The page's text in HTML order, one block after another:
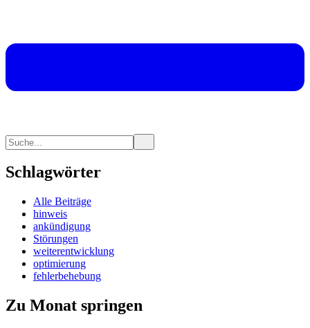
Schlagwörter
Alle Beiträge
hinweis
ankündigung
Störungen
weiterentwicklung
optimierung
fehlerbehebung
Zu Monat springen